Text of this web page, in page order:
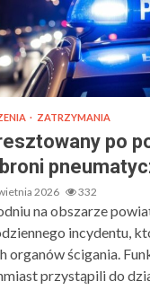
ZATRZYMANIA
po
2026 332
na obszarze
incydentu,
organów ścigania.
przystąpili do